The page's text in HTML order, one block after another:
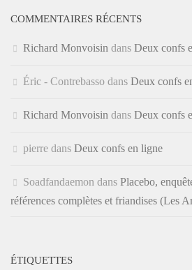
COMMENTAIRES RÉCENTS
Richard Monvoisin dans Deux confs
Éric - Contrebasso dans Deux confs
Richard Monvoisin dans Deux confs
pierre dans Deux confs en ligne
Soadfandaemon dans Placebo,
références complètes et friandises (Les
ÉTIQUETTES